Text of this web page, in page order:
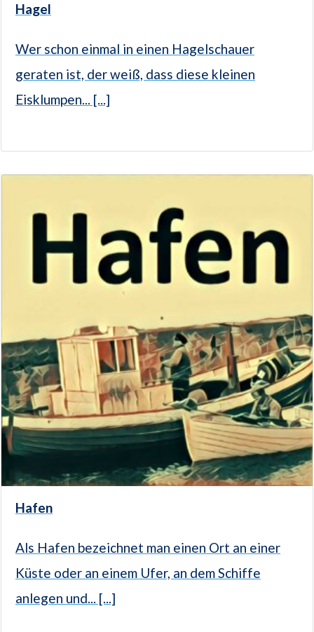
Hagel
Wer schon einmal in einen Hagelschauer
geraten ist, der weiß, dass diese kleinen
Eisklumpen... [...]
Hafen
Als Hafen bezeichnet man einen Ort an einer
Küste oder an einem Ufer, an dem Schiffe
anlegen und... [...]